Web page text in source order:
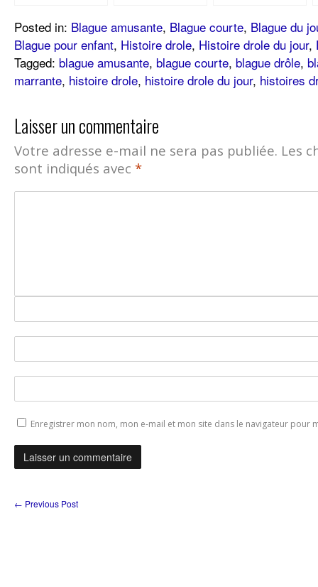
Posted in: Blague amusante, Blague courte, Blague du
Blague pour enfant, Histoire drole, Histoire drole du jour,
Tagged: blague amusante, blague courte, blague drôle,
marrante, histoire drole, histoire drole du jour, histoires
Laisser un commentaire
Votre adresse e-mail ne sera pas publiée. Les
sont indiqués avec *
Enregistrer mon nom, mon e-mail et mon site dans le navigateur pour
← Previous Post